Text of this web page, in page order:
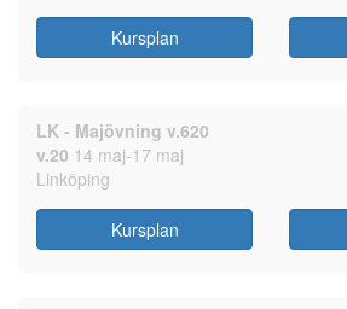
Kursplan
LK - Majövning v.620
v.20 14 maj-17 maj
Linköping
Kursplan